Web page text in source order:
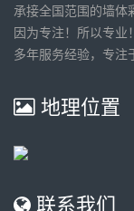
承接全国范围的墙体
因为专注！所以专业！
多年服务经验，专注
地理位置
联系我们